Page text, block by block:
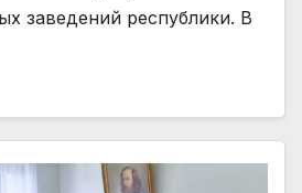
заведений республики. В